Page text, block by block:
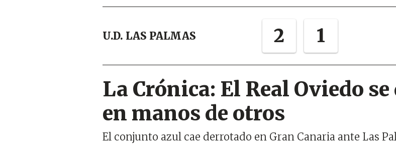
U.D. LAS PALMAS 2 1
La Crónica: El Real Oviedo se
en manos de otros
El conjunto azul cae derrotado en Gran Canaria ante Las